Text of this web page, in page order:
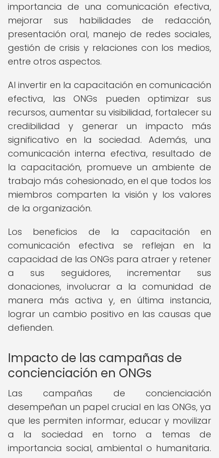
importancia de una comunicación efectiva,
mejorar sus habilidades de redacción,
presentación oral, manejo de redes sociales,
gestión de crisis y relaciones con los medios,
entre otros aspectos.
Al invertir en la capacitación en comunicación
efectiva, las ONGs pueden optimizar sus
recursos, aumentar su visibilidad, fortalecer su
credibilidad y generar un impacto más
significativo en la sociedad. Además, una
comunicación interna efectiva, resultado de
la capacitación, promueve un ambiente de
trabajo más cohesionado, en el que todos los
miembros comparten la visión y los valores
de la organización.
Los beneficios de la capacitación en
comunicación efectiva se reflejan en la
capacidad de las ONGs para atraer y retener
a sus seguidores, incrementar sus
donaciones, involucrar a la comunidad de
manera más activa y, en última instancia,
lograr un cambio positivo en las causas que
defienden.
Impacto de las campañas de
concienciación en ONGs
Las campañas de concienciación
desempeñan un papel crucial en las ONGs, ya
que les permiten informar, educar y movilizar
a la sociedad en torno a temas de
importancia social, ambiental o humanitaria.